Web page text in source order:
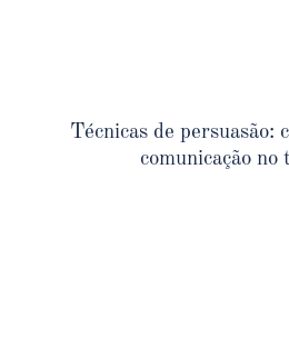
Técnicas de persuasão:
comunicação no